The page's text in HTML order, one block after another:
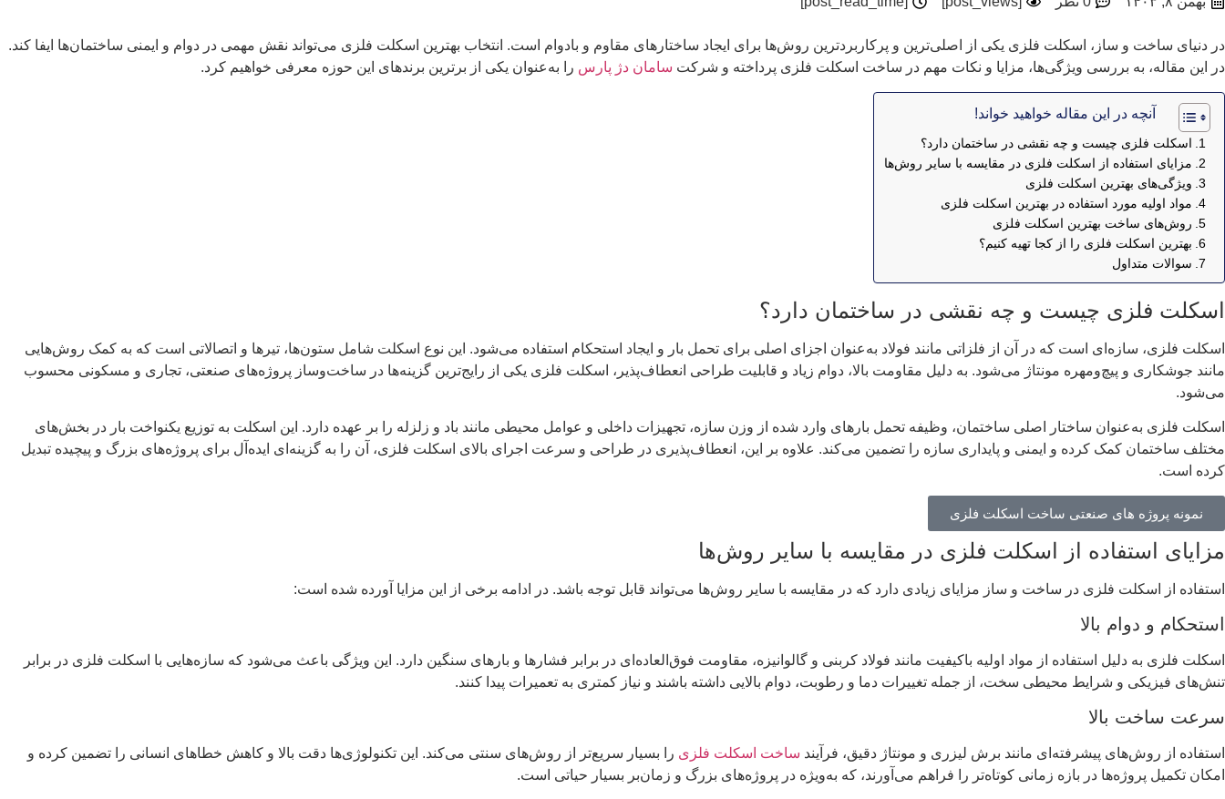
در دنیای ساخت و ساز، اسکلت فلزی یکی از اصلی‌ترین و پرکاربردترین روش‌ها برای ایجاد ساختارهای مقاوم و بادوام است. انتخاب بهترین اسکلت فلزی می‌تواند نقش مهمی در دوام و ایمنی ساختمان‌ها ایفا کند.
در این مقاله، به بررسی ویژگی‌ها، مزایا و نکات مهم در ساخت اسکلت فلزی پرداخته و شرکت سامان دژ پارس را به‌عنوان یکی از برترین برندهای این حوزه معرفی خواهیم کرد.
آنچه در این مقاله خواهید خواند!
اسکلت فلزی چیست و چه نقشی در ساختمان دارد؟
مزایای استفاده از اسکلت فلزی در مقایسه با سایر روش‌ها
ویژگی‌های بهترین اسکلت فلزی
مواد اولیه مورد استفاده در بهترین اسکلت فلزی
روش‌های ساخت بهترین اسکلت فلزی
بهترین اسکلت فلزی را از کجا تهیه کنیم؟
سوالات متداول
اسکلت فلزی چیست و چه نقشی در ساختمان دارد؟
اسکلت فلزی، سازه‌ای است که در آن از فلزاتی مانند فولاد به‌عنوان اجزای اصلی برای تحمل بار و ایجاد استحکام استفاده می‌شود. این نوع اسکلت شامل ستون‌ها، تیرها و اتصالاتی است که به کمک روش‌هایی
مانند جوشکاری و پیچ‌ومهره مونتاژ می‌شود. به دلیل مقاومت بالا، دوام زیاد و قابلیت طراحی انعطاف‌پذیر، اسکلت فلزی یکی از رایج‌ترین گزینه‌ها در ساخت‌وساز پروژه‌های صنعتی، تجاری و مسکونی محسوب
می‌شود.
اسکلت فلزی به‌عنوان ساختار اصلی ساختمان، وظیفه تحمل بارهای وارد شده از وزن سازه، تجهیزات داخلی و عوامل محیطی مانند باد و زلزله را بر عهده دارد. این اسکلت به توزیع یکنواخت بار در بخش‌های
مختلف ساختمان کمک کرده و ایمنی و پایداری سازه را تضمین می‌کند. علاوه بر این، انعطاف‌پذیری در طراحی و سرعت اجرای بالای اسکلت فلزی، آن را به گزینه‌ای ایده‌آل برای پروژه‌های بزرگ و پیچیده تبدیل
کرده است.
نمونه پروژه های صنعتی ساخت اسکلت فلزی
مزایای استفاده از اسکلت فلزی در مقایسه با سایر روش‌ها
استفاده از اسکلت فلزی در ساخت و ساز مزایای زیادی دارد که در مقایسه با سایر روش‌ها می‌تواند قابل توجه باشد. در ادامه برخی از این مزایا آورده شده است:
استحکام و دوام بالا
اسکلت فلزی به دلیل استفاده از مواد اولیه باکیفیت مانند فولاد کربنی و گالوانیزه، مقاومت فوق‌العاده‌ای در برابر فشارها و بارهای سنگین دارد. این ویژگی باعث می‌شود که سازه‌هایی با اسکلت فلزی در برابر
تنش‌های فیزیکی و شرایط محیطی سخت، از جمله تغییرات دما و رطوبت، دوام بالایی داشته باشند و نیاز کمتری به تعمیرات پیدا کنند.
سرعت ساخت بالا
استفاده از روش‌های پیشرفته‌ای مانند برش لیزری و مونتاژ دقیق، فرآیند ساخت اسکلت فلزی را بسیار سریع‌تر از روش‌های سنتی می‌کند. این تکنولوژی‌ها دقت بالا و کاهش خطاهای انسانی را تضمین کرده و
امکان تکمیل پروژه‌ها در بازه زمانی کوتاه‌تر را فراهم می‌آورند، که به‌ویژه در پروژه‌های بزرگ و زمان‌بر بسیار حیاتی است.